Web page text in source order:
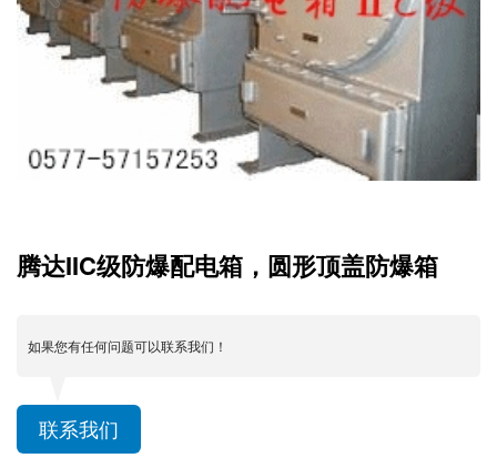
腾达IIC级防爆配电箱，圆形顶盖防爆箱
如果您有任何问题可以联系我们！
联系我们